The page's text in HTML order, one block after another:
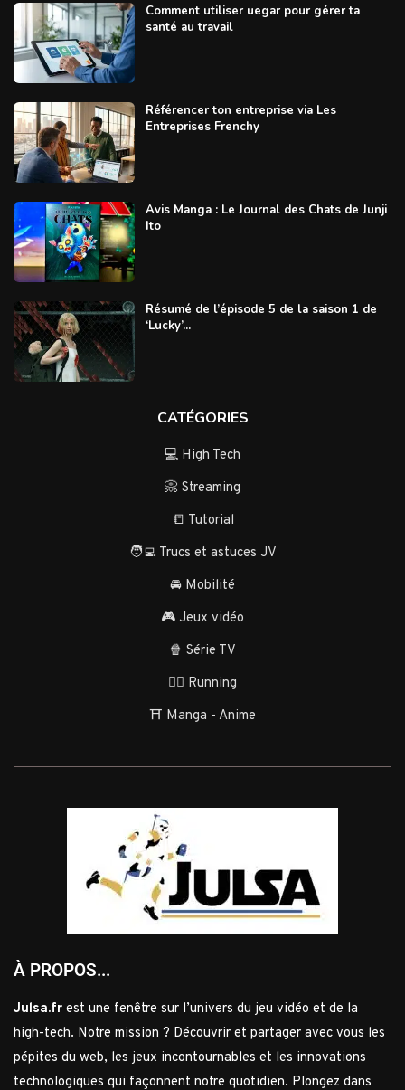
Comment utiliser uegar pour gérer ta
santé au travail
Référencer ton entreprise via Les
Entreprises Frenchy
Avis Manga : Le Journal des Chats de Junji
Ito
Résumé de l’épisode 5 de la saison 1 de
‘Lucky’...
CATÉGORIES
💻 High Tech
📀 Streaming
📒 Tutorial
🧑‍💻 Trucs et astuces JV
🚘 Mobilité
🎮 Jeux vidéo
🍿 Série TV
🏃‍♂️ Running
⛩️ Manga - Anime
À PROPOS...
Julsa.fr est une fenêtre sur l’univers du jeu vidéo et de la
high-tech. Notre mission ? Découvrir et partager avec vous les
pépites du web, les jeux incontournables et les innovations
technologiques qui façonnent notre quotidien. Plongez dans